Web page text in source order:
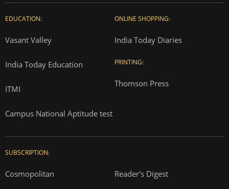
EDUCATION:
Vasant Valley
India Today Education
ITMI
Campus National Aptitude test
ONLINE SHOPPING:
India Today Diaries
PRINTING:
Thomson Press
SUBSCRIPTION:
Cosmopolitan Reader's Digest